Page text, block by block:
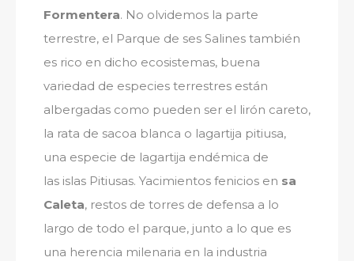
Formentera. No olvidemos la parte
terrestre, el Parque de ses Salines también
es rico en dicho ecosistemas, buena
variedad de especies terrestres están
albergadas como pueden ser el lirón careto,
la rata de sacoa blanca o lagartija pitiusa,
una especie de lagartija endémica de
las islas Pitiusas. Yacimientos fenicios en sa
Caleta, restos de torres de defensa a lo
largo de todo el parque, junto a lo que es
una herencia milenaria en la industria